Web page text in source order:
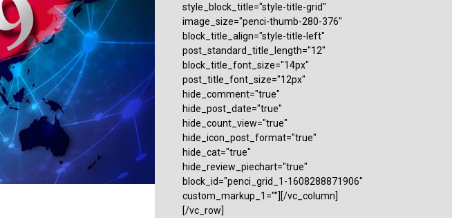
style_block_title="style-title-grid"
image_size="penci-thumb-280-376"
block_title_align="style-title-left"
post_standard_title_length="12"
block_title_font_size="14px"
post_title_font_size="12px"
hide_comment="true"
hide_post_date="true"
hide_count_view="true"
hide_icon_post_format="true"
hide_cat="true"
hide_review_piechart="true"
block_id="penci_grid_1-1608288871906"
custom_markup_1=""][/vc_column]
[/vc_row]